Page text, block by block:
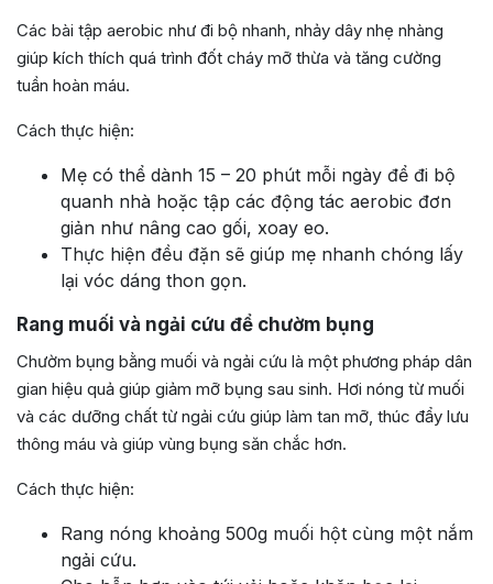
Các bài tập aerobic như đi bộ nhanh, nhảy dây nhẹ nhàng
giúp kích thích quá trình đốt cháy mỡ thừa và tăng cường
tuần hoàn máu.
Cách thực hiện:
Mẹ có thể dành 15 – 20 phút mỗi ngày để đi bộ
quanh nhà hoặc tập các động tác aerobic đơn
giản như nâng cao gối, xoay eo.
Thực hiện đều đặn sẽ giúp mẹ nhanh chóng lấy
lại vóc dáng thon gọn.
Rang muối và ngải cứu để chườm bụng
Chườm bụng bằng muối và ngải cứu là một phương pháp dân
gian hiệu quả giúp giảm mỡ bụng sau sinh. Hơi nóng từ muối
và các dưỡng chất từ ngải cứu giúp làm tan mỡ, thúc đẩy lưu
thông máu và giúp vùng bụng săn chắc hơn.
Cách thực hiện:
Rang nóng khoảng 500g muối hột cùng một nắm
ngải cứu.